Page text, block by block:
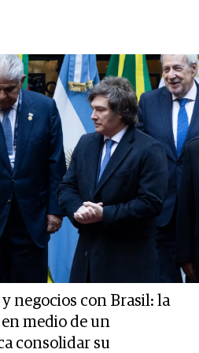
negocios con Brasil: la
medio de un
consolidar su